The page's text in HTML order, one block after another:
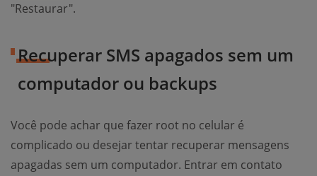
"Restaurar".
Recuperar SMS apagados sem um
computador ou backups
Você pode achar que fazer root no celular é
complicado ou desejar tentar recuperar mensagens
apagadas sem um computador. Entrar em contato